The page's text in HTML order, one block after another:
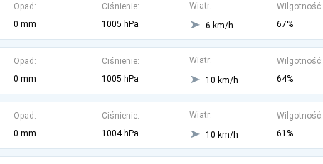
Opad:
0 mm
Ciśnienie:
1005 hPa
Wiatr:
6 km/h
Wilgotność:
67%
Opad:
0 mm
Ciśnienie:
1005 hPa
Wiatr:
10 km/h
Wilgotność:
64%
Opad:
0 mm
Ciśnienie:
1004 hPa
Wiatr:
10 km/h
Wilgotność:
61%